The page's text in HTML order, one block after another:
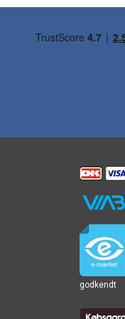
godkendt